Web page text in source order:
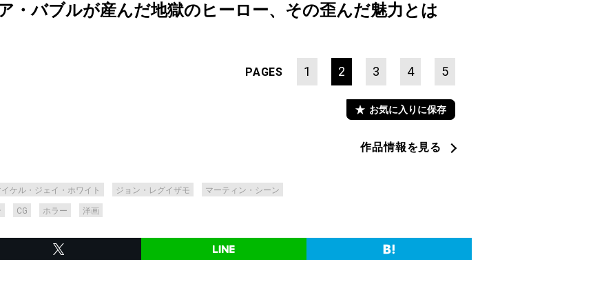
・バブルが産んだ地獄のヒーロー、その歪んだ魅力とは
PAGES 1 2 3 4 5
お気に入りに保存
イケル・ジェイ・ホワイト ジョン・レグイザモ マーティン・シーン
CG ホラー 洋画
作品情報を見る